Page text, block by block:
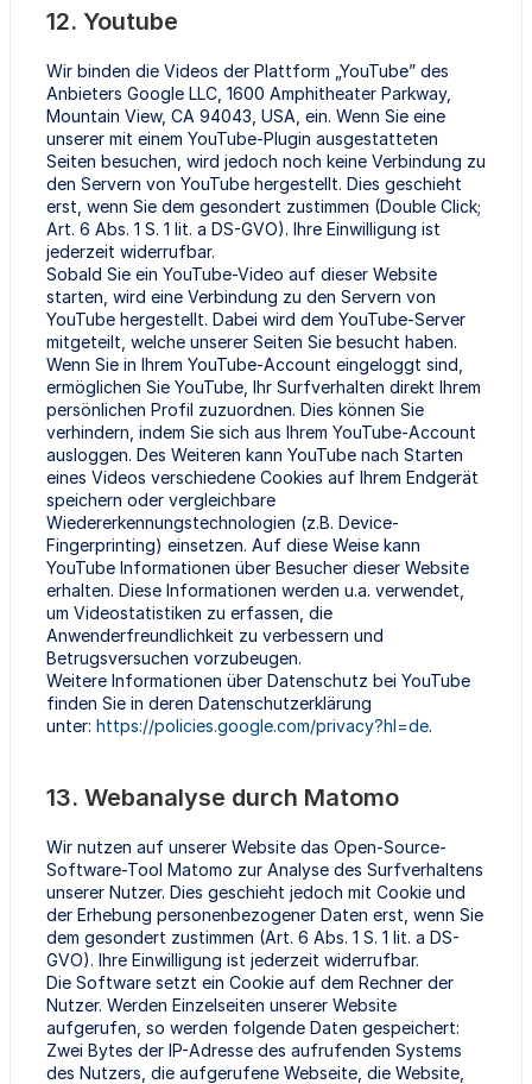
12. Youtube
Wir binden die Videos der Plattform „YouTube” des
Anbieters Google LLC, 1600 Amphitheater Parkway,
Mountain View, CA 94043, USA, ein. Wenn Sie eine
unserer mit einem YouTube-Plugin ausgestatteten
Seiten besuchen, wird jedoch noch keine Verbindung zu
den Servern von YouTube hergestellt. Dies geschieht
erst, wenn Sie dem gesondert zustimmen (Double Click;
Art. 6 Abs. 1 S. 1 lit. a DS-GVO). Ihre Einwilligung ist
jederzeit widerrufbar.
Sobald Sie ein YouTube-Video auf dieser Website
starten, wird eine Verbindung zu den Servern von
YouTube hergestellt. Dabei wird dem YouTube-Server
mitgeteilt, welche unserer Seiten Sie besucht haben.
Wenn Sie in Ihrem YouTube-Account eingeloggt sind,
ermöglichen Sie YouTube, Ihr Surfverhalten direkt Ihrem
persönlichen Profil zuzuordnen. Dies können Sie
verhindern, indem Sie sich aus Ihrem YouTube-Account
ausloggen. Des Weiteren kann YouTube nach Starten
eines Videos verschiedene Cookies auf Ihrem Endgerät
speichern oder vergleichbare
Wiedererkennungstechnologien (z.B. Device-
Fingerprinting) einsetzen. Auf diese Weise kann
YouTube Informationen über Besucher dieser Website
erhalten. Diese Informationen werden u.a. verwendet,
um Videostatistiken zu erfassen, die
Anwenderfreundlichkeit zu verbessern und
Betrugsversuchen vorzubeugen.
Weitere Informationen über Datenschutz bei YouTube
finden Sie in deren Datenschutzerklärung
unter: https://policies.google.com/privacy?hl=de.
13. Webanalyse durch Matomo
Wir nutzen auf unserer Website das Open-Source-
Software-Tool Matomo zur Analyse des Surfverhaltens
unserer Nutzer. Dies geschieht jedoch mit Cookie und
der Erhebung personenbezogener Daten erst, wenn Sie
dem gesondert zustimmen (Art. 6 Abs. 1 S. 1 lit. a DS-
GVO). Ihre Einwilligung ist jederzeit widerrufbar.
Die Software setzt ein Cookie auf dem Rechner der
Nutzer. Werden Einzelseiten unserer Website
aufgerufen, so werden folgende Daten gespeichert:
Zwei Bytes der IP-Adresse des aufrufenden Systems
des Nutzers, die aufgerufene Webseite, die Website,